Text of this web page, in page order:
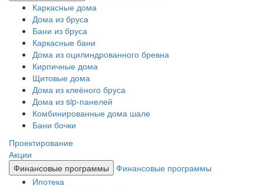
Каркасные дома
Дома из бруса
Бани из бруса
Каркасные бани
Дома из оцилиндрованного бревна
Кирпичные дома
Щитовые дома
Дома из клеёного бруса
Дома из sip-панелей
Комбинированные дома шале
Бани бочки
Проектирование
Акции
Финансовые программы
Финансовые программы
Ипотека